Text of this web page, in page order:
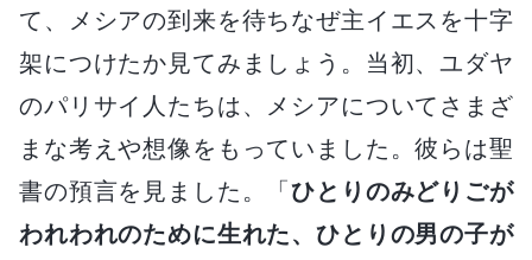
て、メシアの到来を待ちなぜ主イエスを十字
架につけたか見てみましょう。当初、ユダヤ
のパリサイ人たちは、メシアについてさまざ
まな考えや想像をもっていました。彼らは聖
書の預言を見ました。「ひとりのみどりごが
われわれのために生れた、ひとりの男の子が